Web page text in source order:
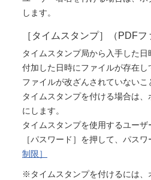
します。
［タイムスタンプ］（PDFフ
タイムスタンプ局から入手した
付加した日時にファイルが存在し
ファイルが改ざんされていないこ
タイムスタンプを付ける場合は
にします。
タイムスタンプを使用するユーザ
［パスワード］を押して、パスワ
制限］
※タイムスタンプを付けるには、